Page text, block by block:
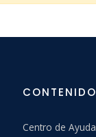
CONTENIDO
Centro de Ayuda